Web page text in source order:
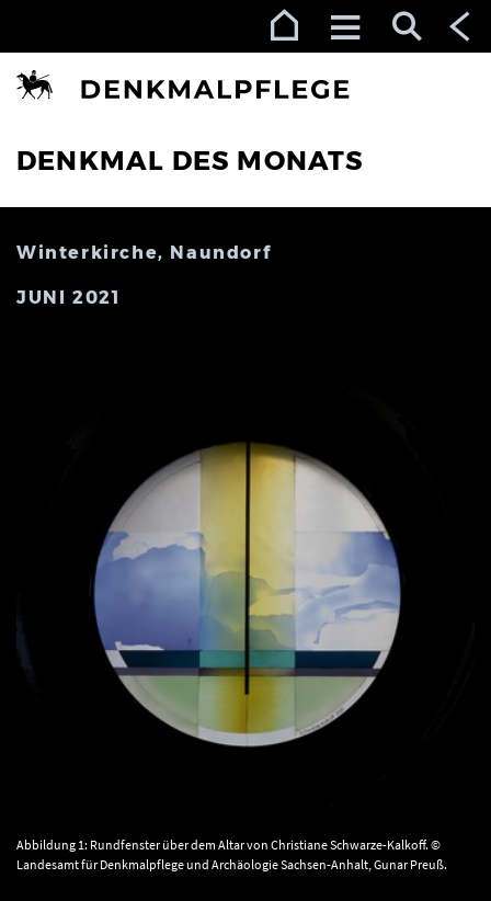
DENKMAL DES MONATS
Winterkirche, Naundorf
JUNI 2021
Abbildung 1: Rundfenster über dem Altar von Christiane Schwarze-Kalkoff. ©
Landesamt für Denkmalpflege und Archäologie Sachsen-Anhalt, Gunar Preuß.